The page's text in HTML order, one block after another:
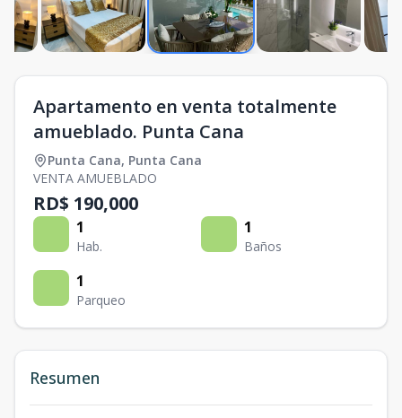
Apartamento en venta totalmente
amueblado. Punta Cana
Punta Cana, Punta Cana
VENTA AMUEBLADO
RD$ 190,000
1
Hab.
1
Baños
1
Parqueo
Resumen